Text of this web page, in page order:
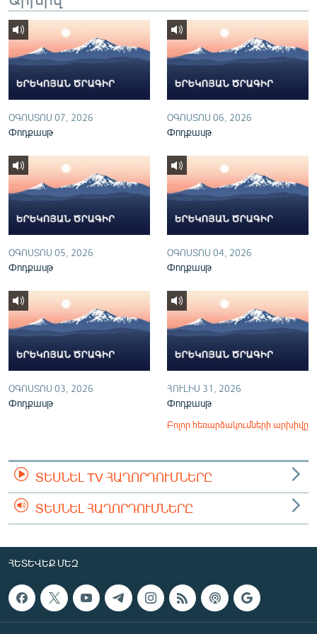
English
Русский
«Ազատության» բոլոր կայքերը
ՕԳՈՍՏՈՍ 07, 2026
Փոդքասթ
ՕԳՈՍՏՈՍ 06, 2026
Փոդքասթ
ՕԳՈՍՏՈՍ 05, 2026
Փոդքասթ
ՕԳՈՍՏՈՍ 04, 2026
Փոդքասթ
ՕԳՈՍՏՈՍ 03, 2026
Փոդքասթ
ՀՈՒԼԻՍ 31, 2026
Փոդքասթ
Բոլոր հեռարձակումների արխիվը
ՏԵՍՆԵԼ TV ՀԱՂՈՐԴՈՒՄՆԵՐԸ
ՏԵՍՆԵԼ ՀԱՂՈՐԴՈՒՄՆԵՐԸ
ՀԵՏԵՎԵՔ ՄԵԶ